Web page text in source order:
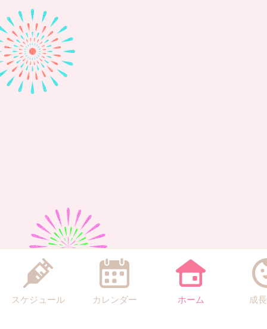
スケジュール カレンダー ホーム 成